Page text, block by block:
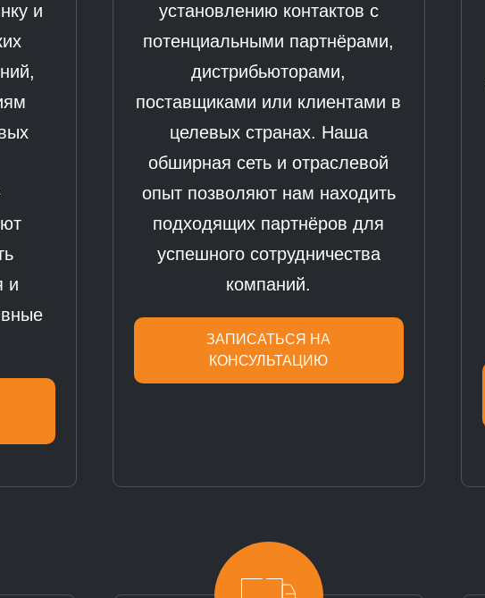
и
и
установлению контактов с
потенциальными партнёрами,
дистрибьюторами,
поставщиками или клиентами в
целевых странах. Наша
обширная сеть и отраслевой
опыт позволяют нам находить
подходящих партнёров для
успешного сотрудничества
компаний.
ЗАПИСАТЬСЯ НА
КОНСУЛЬТАЦИЮ